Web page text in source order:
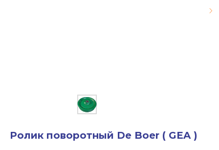
Ролик поворотный De Boer ( GEA )